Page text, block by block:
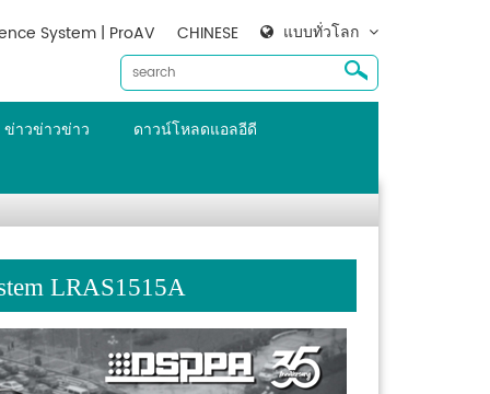
แบบทั่วโลก
CHINESE
System | ProAV
ข่าวข่าวข่าว ดาวน์โหลดแอลอีดี
LRAS1515A